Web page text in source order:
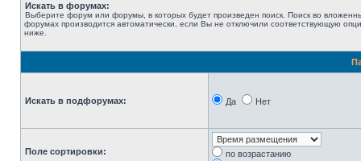
Искать в форумах:
Выберите форум или форумы, в которых будет произведен поиск. Поиск во
форумах производится автоматически, если Вы не отключили соответствующую
ниже.
Искать в подфорумах: Да Нет
Поле сортировки:
по возрастанию